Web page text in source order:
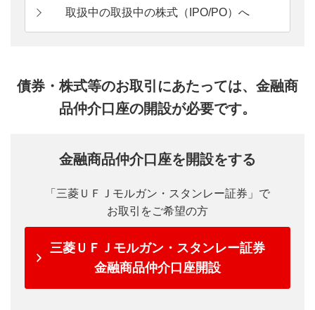
取扱中の取扱中の株式（IPO/PO）へ
債券・株式等のお取引にあたっては、金融商
品仲介口座の開設が必要です。
金融商品仲介口座を開設をする
「三菱ＵＦＪモルガン・スタンレー証券」で
お取引をご希望の方
三菱ＵＦＪモルガン・スタンレー証券
金融商品仲介口座開設